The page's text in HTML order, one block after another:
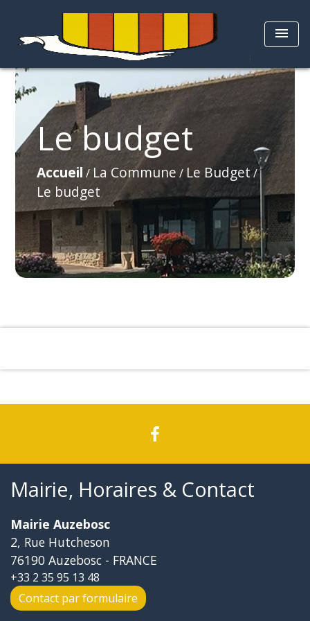
menu
Le budget
Accueil / La Commune / Le Budget/
Le budget
Mairie, Horaires & Contact
Mairie Auzebosc
2, Rue Hutcheson
76190 Auzebosc - FRANCE
+33 2 35 95 13 48
Contact par formulaire